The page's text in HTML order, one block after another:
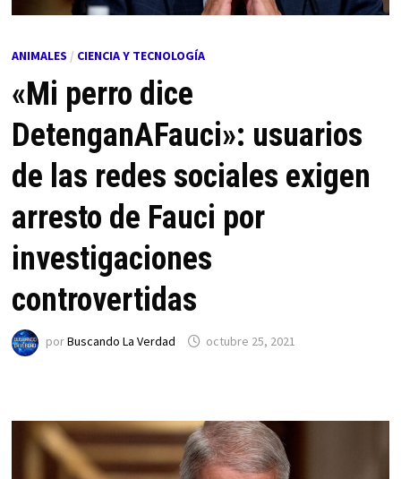
ANIMALES / CIENCIA Y TECNOLOGÍA
«Mi perro dice
DetenganAFauci»: usuarios
de las redes sociales exigen
arresto de Fauci por
investigaciones
controvertidas
porBuscando La Verdad octubre 25, 2021